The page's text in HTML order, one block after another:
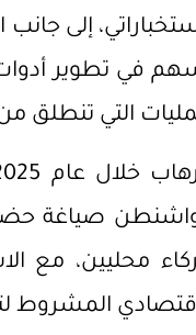
إلى
في تطوير
التي تنطلق
واشنطن صياغة
محليين، مع